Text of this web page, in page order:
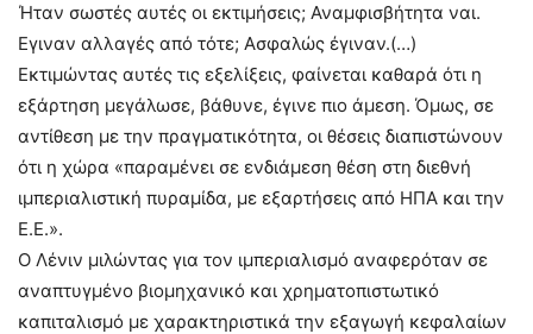
Ήταν σωστές αυτές οι εκτιμήσεις; Αναμφισβήτητα ναι.
Εγιναν αλλαγές από τότε; Ασφαλώς έγιναν.(…)
Εκτιμώντας αυτές τις εξελίξεις, φαίνεται καθαρά ότι η
εξάρτηση μεγάλωσε, βάθυνε, έγινε πιο άμεση. Όμως, σε
αντίθεση με την πραγματικότητα, οι θέσεις διαπιστώνουν
ότι η χώρα «παραμένει σε ενδιάμεση θέση στη διεθνή
ιμπεριαλιστική πυραμίδα, με εξαρτήσεις από ΗΠΑ και την
Ε.Ε.».
Ο Λένιν μιλώντας για τον ιμπεριαλισμό αναφερόταν σε
αναπτυγμένο βιομηχανικό και χρηματοπιστωτικό
καπιταλισμό με χαρακτηριστικά την εξαγωγή κεφαλαίων